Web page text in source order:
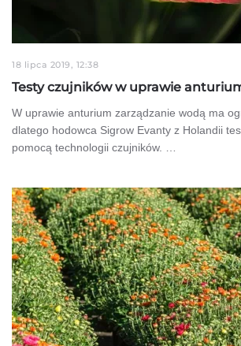
18 lipca 2019, 12:38
Testy czujników w uprawie
W uprawie anturium zarządzanie wodą ma
dlatego hodowca Sigrow Evanty z Holandii
pomocą technologii czujników. …